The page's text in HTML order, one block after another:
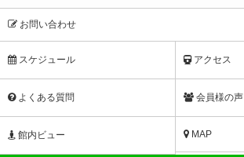
お問い合わせ
スケジュール アクセス
よくある質問 会員様の声
館内ビュー MAP